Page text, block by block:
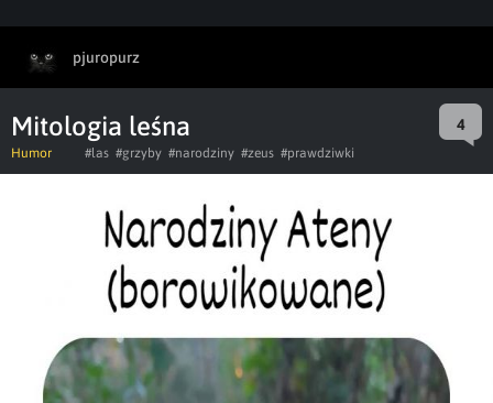
pjuropurz
Mitologia leśna 4
Humor #las #grzyby #narodziny #zeus #prawdziwki